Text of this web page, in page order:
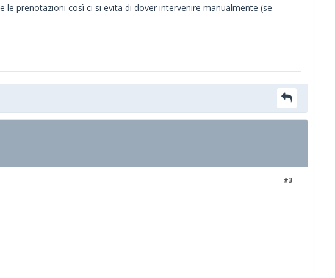
prenotazioni così ci si evita di dover intervenire manualmente (se
#3